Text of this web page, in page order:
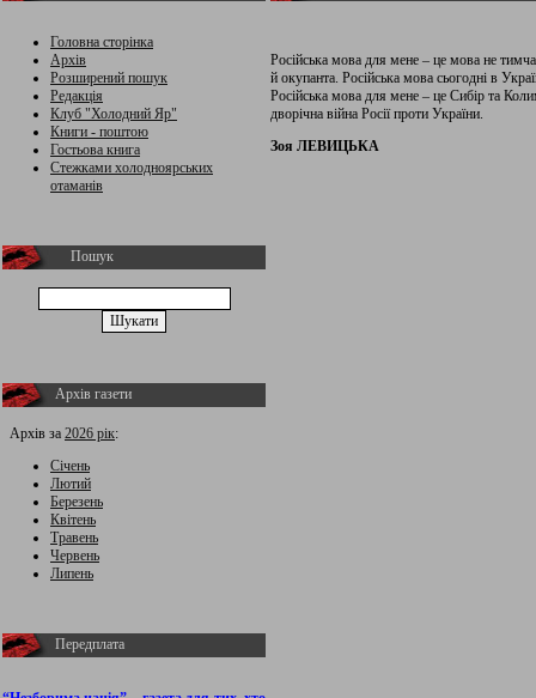
Головна сторінка
Архів
Розширений пошук
Редакція
Клуб "Холодний Яр"
Книги - поштою
Гостьова книга
Стежками холодноярських
отаманів
Пошук
Архів газети
Архів за 2026 рік:
Січень
Лютий
Березень
Квітень
Травень
Червень
Липень
Передплата
Російська мова для мене – це мова не
й окупанта. Російська мова сьогодні в
Російська мова для мене – це Сибір та
дворічна війна Росії проти України.
Зоя ЛЕВИЦЬКА